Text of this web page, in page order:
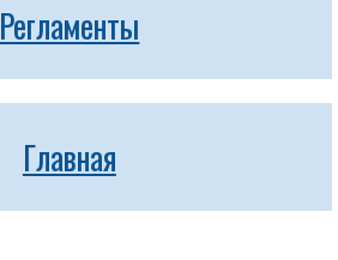
Регламенты
Главная